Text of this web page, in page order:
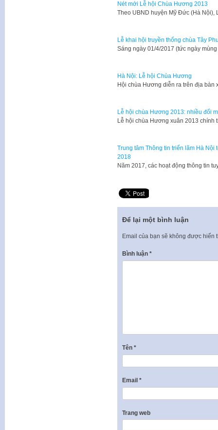
Nét mới Lễ hội Chùa Hương 2013
​Theo UBND huyện Mỹ Đức (Hà
Lễ khai hội truyền thống chùa Tây
Sáng ngày 01/4/2017 (tức ngày
Hà Nội: Lễ hội Chùa Hương
​Hội chùa Hương diễn ra trên địa
Lễ hội chùa Hương 2013: nhiều đổi
​Lễ hội chùa Hương xuân 2013
Trung tâm Thông tin triển lãm Hà
2018
Năm 2017, các hoạt động thông tin
Để lại một bình luận
Email của bạn sẽ không được hiển
Bình luận *
Tên *
Email *
Trang web